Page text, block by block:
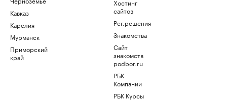
Кавказ
Карелия
Мурманск
Приморский
край
Хостинг
сайтов
Рег.решения
Знакомства
Сайт
знакомств
podbor.ru
РБК
Компании
РБК Курсы